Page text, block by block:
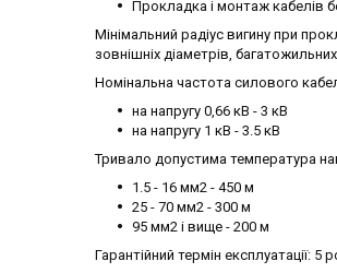
Прокладка і монтаж кабелів
Мінімальний радіус вигину при
зовнішніх діаметрів,
Номінальна частота силового
на напругу 0,66 кВ - 3 кВ
на напругу 1 кВ - 3.5 кВ
Тривало допустима температура
1.5 - 16 мм2 - 450 м
25 - 70 мм2 - 300 м
95 мм2 і вище - 200 м
Гарантійний термін експлуатації: